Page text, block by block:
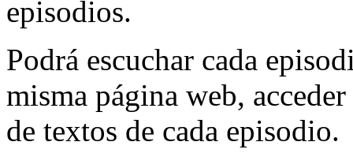
episodios.
Podrá escuchar cada
misma página web,
de textos de cada episodio.